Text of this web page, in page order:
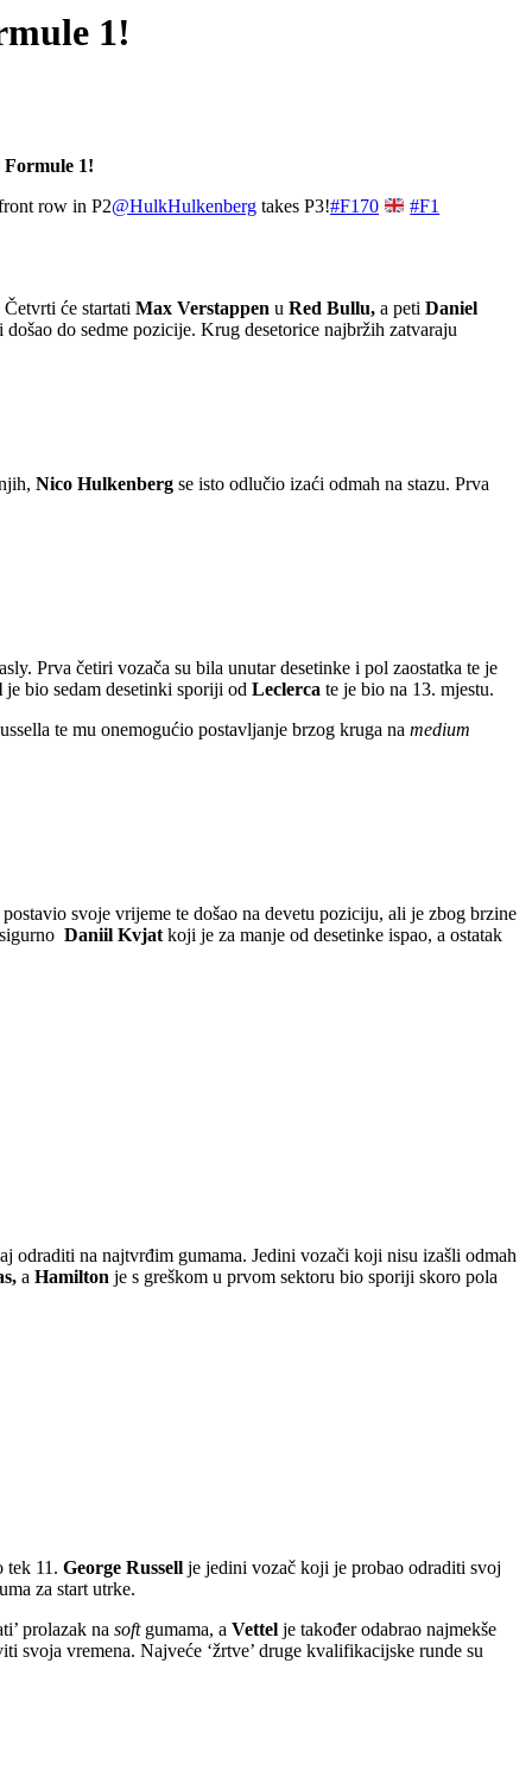
1!
1!
row in P2@HulkHulkenberg takes P3!#F170
#F1
Četvrti će startati Max Verstappen u Red Bullu, a peti Daniel
do sedme pozicije. Krug desetorice najbržih zatvaraju
Nico Hulkenberg se isto odlučio izaći odmah na stazu. Prva
Prva četiri vozača su bila unutar desetinke i pol zaostatka te je
je bio sedam desetinki sporiji od Leclerca te je bio na 13. mjestu.
te mu onemogućio postavljanje brzog kruga na medium
postavio svoje vrijeme te došao na devetu poziciju, ali je zbog brzine
Daniil Kvjat koji je za manje od desetinke ispao, a ostatak
odraditi na najtvrđim gumama. Jedini vozači koji nisu izašli odmah
a Hamilton je s greškom u prvom sektoru bio sporiji skoro pola
tek 11. George Russell je jedini vozač koji je probao odraditi svoj
za start utrke.
prolazak na softgumama, a Vettel je također odabrao najmekše
svoja vremena. Najveće ‘žrtve’ druge kvalifikacijske runde su